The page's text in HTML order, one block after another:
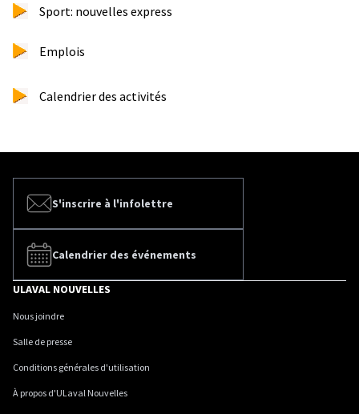
Sport: nouvelles express
Emplois
Calendrier des activités
S'inscrire à l'infolettre
Calendrier des événements
ULAVAL NOUVELLES
Nous joindre
Salle de presse
Conditions générales d'utilisation
À propos d'ULaval Nouvelles